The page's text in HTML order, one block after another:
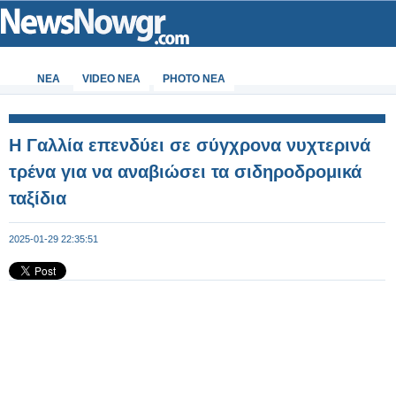
ΝΕΑ VIDEO NEA PHOTO NEA
Η Γαλλία επενδύει σε σύγχρονα νυχτερινά
τρένα για να αναβιώσει τα σιδηροδρομικά
ταξίδια
2025-01-29 22:35:51